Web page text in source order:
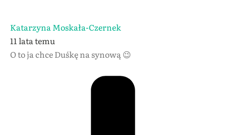
Katarzyna Moskała-Czernek
11 lata temu
O to ja chce Duśkę na synową 😉